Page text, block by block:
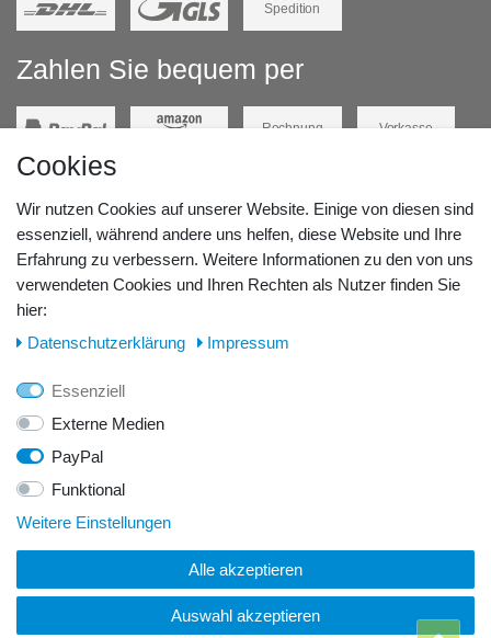
Spedition
Zahlen Sie bequem per
Rechnung Vorkasse
Unsere Lageradresse:
GeBOOTE24 - Martin Rolle & Iris Kleiner GbR
Tel.: 0176 42 28 58 17
E-Mail:
info@geboote24.de
© Copyright 2026 GeBOOTE24 - Martin Rolle & Iris Kleiner
GbR. Alle Rechte vorbehalten.
Cookies
Wir nutzen Cookies auf unserer Website. Einige von diesen sind
essenziell, während andere uns helfen, diese Website und Ihre
Erfahrung zu verbessern. Weitere Informationen zu den von uns
verwendeten Cookies und Ihren Rechten als Nutzer finden Sie
hier:
Daten­schutz­erklärung
Impressum
Essenziell
Externe Medien
PayPal
Funktional
Weitere Einstellungen
Alle akzeptieren
Auswahl akzeptieren